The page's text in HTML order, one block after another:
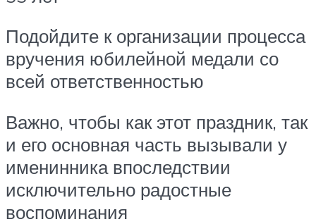
Подойдите к организации процесса
вручения юбилейной медали со
всей ответственностью
Важно, чтобы как этот праздник, так
и его основная часть вызывали у
именинника впоследствии
исключительно радостные
воспоминания